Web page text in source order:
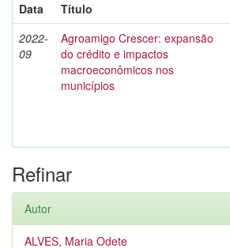
Data
Título
2022-
09
Agroamigo Crescer: expansão
do crédito e impactos
macroeconômicos nos
municípios
Refinar
Autor
ALVES, Maria Odete